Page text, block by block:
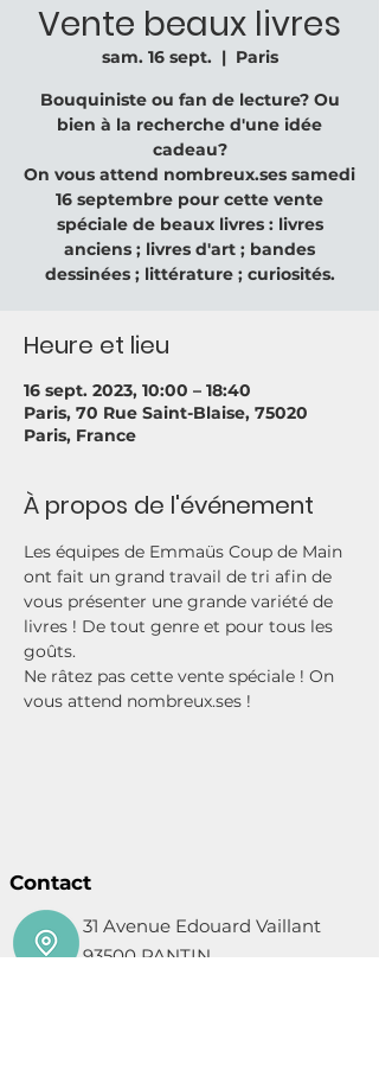
Vente beaux livres
sam. 16 sept.
  |
Paris
Bouquiniste ou fan de lecture? Ou
bien à la recherche d'une idée
cadeau?
On vous attend nombreux.ses samedi
16 septembre pour cette vente
spéciale de beaux livres : livres
anciens ; livres d'art ; bandes
dessinées ; littérature ; curiosités.
Heure et lieu
16 sept. 2023, 10:00 – 18:40
Paris, 70 Rue Saint-Blaise, 75020
Paris, France
À propos de l'événement
Les équipes de Emmaüs Coup de Main
ont fait un grand travail de tri afin de
vous présenter une grande variété de
livres ! De tout genre et pour tous les
goûts.
Ne râtez pas cette vente spéciale ! On
vous attend nombreux.ses !
Contact
31 Avenue Edouard Vaillant
93500 PANTIN